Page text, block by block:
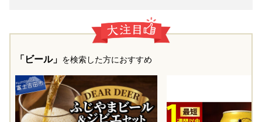
「ビール」 を検索した方におすすめ